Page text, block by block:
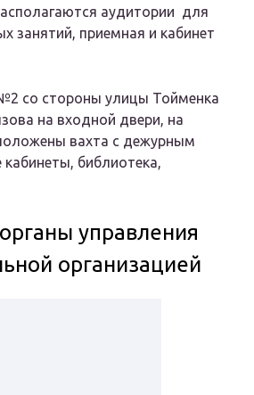
аудитории для
занятий, приемная и кабинет
со стороны улицы Тойменка
на входной двери, на
вахта с дежурным
библиотека,
управления
организацией